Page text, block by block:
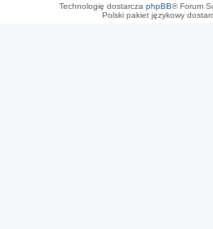
Technologię dostarcza phpBB® Forum
Polski pakiet językowy